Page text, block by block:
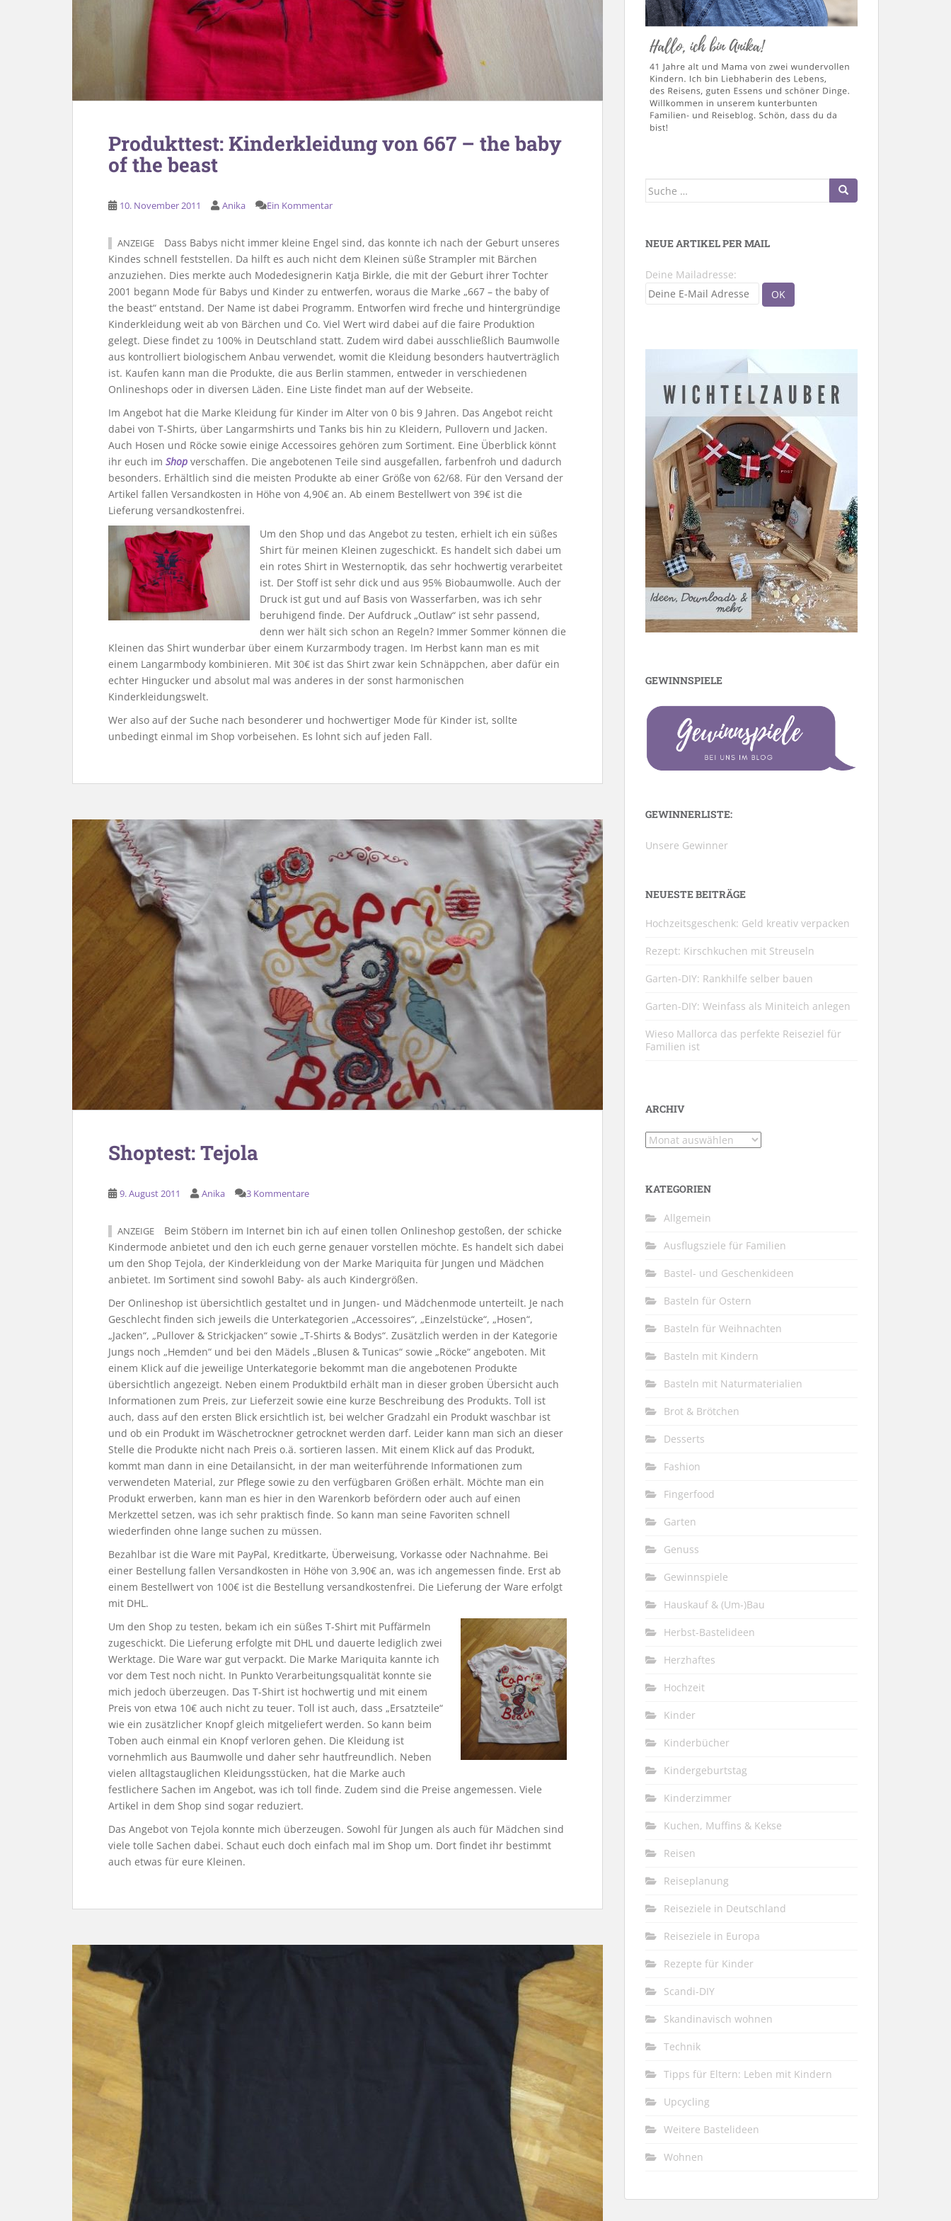
Produkttest: Kinderkleidung von 667 – the baby
of the beast
10. November 2011 Anika Ein Kommentar
ANZEIGE
Dass Babys nicht immer kleine Engel sind, das konnte ich nach der Geburt unseres
Kindes schnell feststellen. Da hilft es auch nicht dem Kleinen süße Strampler mit Bärchen
anzuziehen. Dies merkte auch Modedesignerin Katja Birkle, die mit der Geburt ihrer Tochter
2001 begann Mode für Babys und Kinder zu entwerfen, woraus die Marke „667 – the baby of
the beast“ entstand. Der Name ist dabei Programm. Entworfen wird freche und hintergründige
Kinderkleidung weit ab von Bärchen und Co. Viel Wert wird dabei auf die faire Produktion
gelegt. Diese findet zu 100% in Deutschland statt. Zudem wird dabei ausschließlich Baumwolle
aus kontrolliert biologischem Anbau verwendet, womit die Kleidung besonders hautverträglich
ist. Kaufen kann man die Produkte, die aus Berlin stammen, entweder in verschiedenen
Onlineshops oder in diversen Läden. Eine Liste findet man auf der Webseite.
Im Angebot hat die Marke Kleidung für Kinder im Alter von 0 bis 9 Jahren. Das Angebot reicht
dabei von T-Shirts, über Langarmshirts und Tanks bis hin zu Kleidern, Pullovern und Jacken.
Auch Hosen und Röcke sowie einige Accessoires gehören zum Sortiment. Eine Überblick könnt
ihr euch im Shop verschaffen. Die angebotenen Teile sind ausgefallen, farbenfroh und dadurch
besonders. Erhältlich sind die meisten Produkte ab einer Größe von 62/68. Für den Versand der
Artikel fallen Versandkosten in Höhe von 4,90€ an. Ab einem Bestellwert von 39€ ist die
Lieferung versandkostenfrei.
Um den Shop und das Angebot zu testen, erhielt ich ein süßes
Shirt für meinen Kleinen zugeschickt. Es handelt sich dabei um
ein rotes Shirt in Westernoptik, das sehr hochwertig verarbeitet
ist. Der Stoff ist sehr dick und aus 95% Biobaumwolle. Auch der
Druck ist gut und auf Basis von Wasserfarben, was ich sehr
beruhigend finde. Der Aufdruck „Outlaw“ ist sehr passend,
denn wer hält sich schon an Regeln? Immer Sommer können die
Kleinen das Shirt wunderbar über einem Kurzarmbody tragen. Im Herbst kann man es mit
einem Langarmbody kombinieren. Mit 30€ ist das Shirt zwar kein Schnäppchen, aber dafür ein
echter Hingucker und absolut mal was anderes in der sonst harmonischen
Kinderkleidungswelt.
Wer also auf der Suche nach besonderer und hochwertiger Mode für Kinder ist, sollte
unbedingt einmal im Shop vorbeisehen. Es lohnt sich auf jeden Fall.
Shoptest: Tejola
9. August 2011 Anika 3 Kommentare
ANZEIGE
Beim Stöbern im Internet bin ich auf einen tollen Onlineshop gestoßen, der schicke
Kindermode anbietet und den ich euch gerne genauer vorstellen möchte. Es handelt sich dabei
um den Shop Tejola, der Kinderkleidung von der Marke Mariquita für Jungen und Mädchen
anbietet. Im Sortiment sind sowohl Baby- als auch Kindergrößen.
Der Onlineshop ist übersichtlich gestaltet und in Jungen- und Mädchenmode unterteilt. Je nach
Geschlecht finden sich jeweils die Unterkategorien „Accessoires“, „Einzelstücke“, „Hosen“,
„Jacken“, „Pullover & Strickjacken“ sowie „T-Shirts & Bodys“. Zusätzlich werden in der Kategorie
Jungs noch „Hemden“ und bei den Mädels „Blusen & Tunicas“ sowie „Röcke“ angeboten. Mit
einem Klick auf die jeweilige Unterkategorie bekommt man die angebotenen Produkte
übersichtlich angezeigt. Neben einem Produktbild erhält man in dieser groben Übersicht auch
Informationen zum Preis, zur Lieferzeit sowie eine kurze Beschreibung des Produkts. Toll ist
auch, dass auf den ersten Blick ersichtlich ist, bei welcher Gradzahl ein Produkt waschbar ist
und ob ein Produkt im Wäschetrockner getrocknet werden darf. Leider kann man sich an dieser
Stelle die Produkte nicht nach Preis o.ä. sortieren lassen. Mit einem Klick auf das Produkt,
kommt man dann in eine Detailansicht, in der man weiterführende Informationen zum
verwendeten Material, zur Pflege sowie zu den verfügbaren Größen erhält. Möchte man ein
Produkt erwerben, kann man es hier in den Warenkorb befördern oder auch auf einen
Merkzettel setzen, was ich sehr praktisch finde. So kann man seine Favoriten schnell
wiederfinden ohne lange suchen zu müssen.
Bezahlbar ist die Ware mit PayPal, Kreditkarte, Überweisung, Vorkasse oder Nachnahme. Bei
einer Bestellung fallen Versandkosten in Höhe von 3,90€ an, was ich angemessen finde. Erst ab
einem Bestellwert von 100€ ist die Bestellung versandkostenfrei. Die Lieferung der Ware erfolgt
mit DHL.
Um den Shop zu testen, bekam ich ein süßes T-Shirt mit Puffärmeln
zugeschickt. Die Lieferung erfolgte mit DHL und dauerte lediglich zwei
Werktage. Die Ware war gut verpackt. Die Marke Mariquita kannte ich
vor dem Test noch nicht. In Punkto Verarbeitungsqualität konnte sie
mich jedoch überzeugen. Das T-Shirt ist hochwertig und mit einem
Preis von etwa 10€ auch nicht zu teuer. Toll ist auch, dass „Ersatzteile“
wie ein zusätzlicher Knopf gleich mitgeliefert werden. So kann beim
Toben auch einmal ein Knopf verloren gehen. Die Kleidung ist
vornehmlich aus Baumwolle und daher sehr hautfreundlich. Neben
vielen alltagstauglichen Kleidungsstücken, hat die Marke auch
festlichere Sachen im Angebot, was ich toll finde. Zudem sind die Preise angemessen. Viele
Artikel in dem Shop sind sogar reduziert.
Das Angebot von Tejola konnte mich überzeugen. Sowohl für Jungen als auch für Mädchen sind
viele tolle Sachen dabei. Schaut euch doch einfach mal im Shop um. Dort findet ihr bestimmt
auch etwas für eure Kleinen.
Suche
NEUE ARTIKEL PER MAIL
Deine Mailadresse:
GEWINNSPIELE
GEWINNERLISTE:
Unsere Gewinner
NEUESTE BEITRÄGE
Hochzeitsgeschenk: Geld kreativ verpacken
Rezept: Kirschkuchen mit Streuseln
Garten-DIY: Rankhilfe selber bauen
Garten-DIY: Weinfass als Miniteich anlegen
Wieso Mallorca das perfekte Reiseziel für
Familien ist
ARCHIV
Archiv
KATEGORIEN
Allgemein
Ausflugsziele für Familien
Bastel- und Geschenkideen
Basteln für Ostern
Basteln für Weihnachten
Basteln mit Kindern
Basteln mit Naturmaterialien
Brot & Brötchen
Desserts
Fashion
Fingerfood
Garten
Genuss
Gewinnspiele
Hauskauf & (Um-)Bau
Herbst-Bastelideen
Herzhaftes
Hochzeit
Kinder
Kinderbücher
Kindergeburtstag
Kinderzimmer
Kuchen, Muffins & Kekse
Reisen
Reiseplanung
Reiseziele in Deutschland
Reiseziele in Europa
Rezepte für Kinder
Scandi-DIY
Skandinavisch wohnen
Technik
Tipps für Eltern: Leben mit Kindern
Upcycling
Weitere Bastelideen
Wohnen